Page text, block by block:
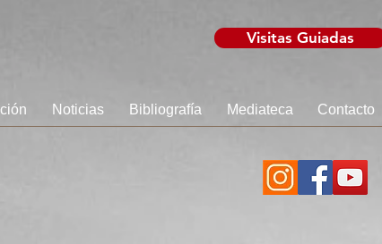
Visitas Guiadas
Noticias Bibliografía Mediateca Contacto